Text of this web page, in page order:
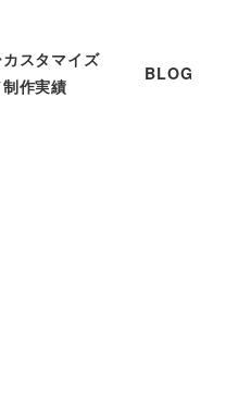
スタマイズ
作実績
BLOG